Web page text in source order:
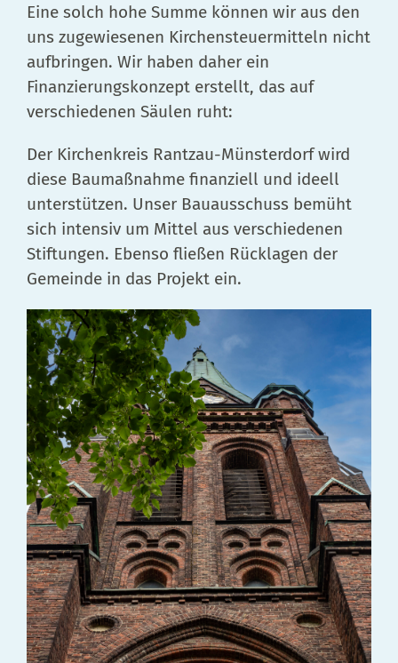
Eine solch hohe Summe können wir aus den
uns zugewiesenen Kirchensteuermitteln nicht
aufbringen. Wir haben daher ein
Finanzierungskonzept erstellt, das auf
verschiedenen Säulen ruht:
Der Kirchenkreis Rantzau-Münsterdorf wird
diese Baumaßnahme finanziell und ideell
unterstützen. Unser Bauausschuss bemüht
sich intensiv um Mittel aus verschiedenen
Stiftungen. Ebenso fließen Rücklagen der
Gemeinde in das Projekt ein.